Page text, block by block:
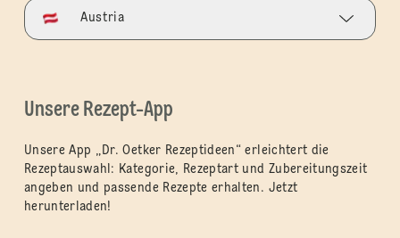
Austria
Unsere Rezept-App
Unsere App „Dr. Oetker Rezeptideen“ erleichtert die
Rezeptauswahl: Kategorie, Rezeptart und Zubereitungszeit
angeben und passende Rezepte erhalten. Jetzt
herunterladen!